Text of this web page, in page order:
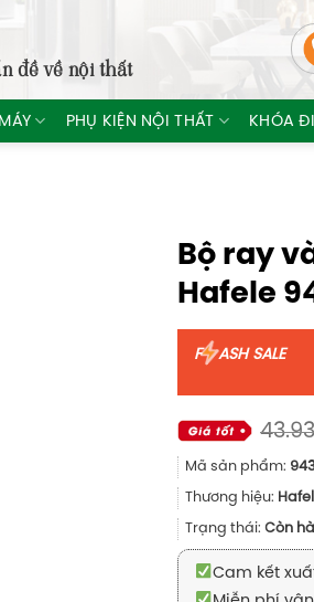
đề về nội thất
PHỤ KIỆN NỘI THẤT KHÓA
Bộ ray
Hafele
F ASH SALE
Mã sản phẩm:
Thương hiệu:
Trạng thái: Còn
Cam kết